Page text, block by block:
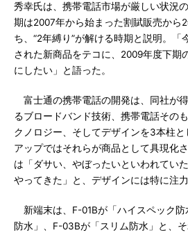
秀幸氏は、携帯電話市場が厳しい状況
期は2007年から始まった割賦販売から
ち、“2年縛り”が解ける時期と説明。「
された新商品をテコに、2009年度下期
にしたい」と語った。
富士通の携帯電話の開発は、同社が
るブロードバンド技術、携帯電話その
クノロジー、そしてデザインを3本柱
アップではそれらが商品として具現化
は「ダサい、やぼったいといわれてい
やってきた」と、デザインには特に注
新端末は、F-01Bが「ハイスペック防
防水」、F-03Bが「スリム防水」と、